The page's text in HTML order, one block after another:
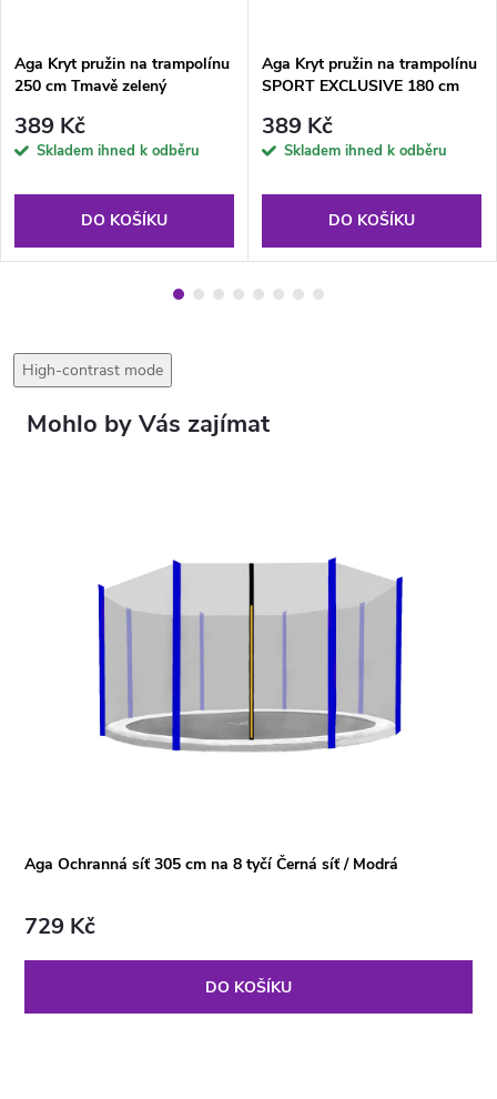
Aga Kryt pružin na trampolínu
250 cm Tmavě zelený
389 Kč
Skladem ihned k odběru
DO KOŠÍKU
Aga Kryt pružin na trampolínu
SPORT EXCLUSIVE 180 cm
389 Kč
Skladem ihned k odběru
DO KOŠÍKU
High-contrast mode
Aga Ochranná síť 305 cm na 8 tyčí Černá síť / Modrá
729 Kč
DO KOŠÍKU